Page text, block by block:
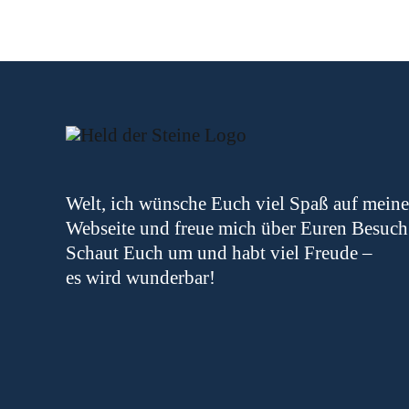
Welt, ich wünsche Euch viel Spaß auf
Webseite und freue mich über Euren
Schaut Euch um und habt viel Freude –
es wird wunderbar!